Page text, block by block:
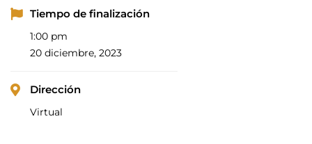
Tiempo de finalización
1:00 pm
20 diciembre, 2023
Dirección
Virtual